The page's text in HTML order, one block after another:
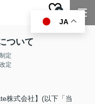
お気に入り
0
ついて
定
定
株式会社】(以下「当
JA